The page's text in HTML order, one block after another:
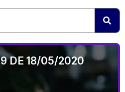
DE 18/05/2020